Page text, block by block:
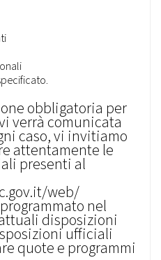
obbligatoria per
verrà comunicata
caso, vi invitiamo
attentamente le
presenti al
web/
nel
disposizioni
ufficiali
quote e programmi